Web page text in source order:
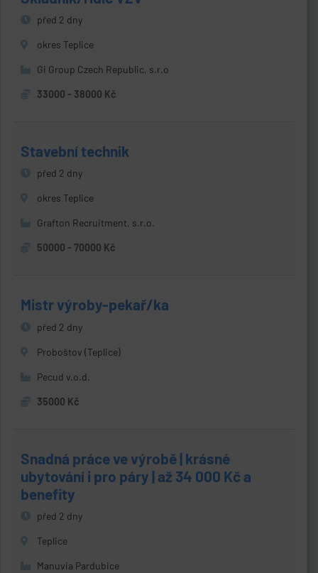
před 2 dny
okres Teplice
Gi Group Czech Republic, s.r.o
33000 - 38000 Kč
Stavební technik
před 2 dny
okres Teplice
Grafton Recruitment, s.r.o.
50000 - 70000 Kč
Mistr výroby-pekař/ka
před 2 dny
Proboštov (Teplice)
Pecud v.o.d.
35000 Kč
Snadná práce ve výrobě | krásné
ubytování i pro páry | až 34 000 Kč a
benefity
před 2 dny
Teplice
Manuvia Pardubice